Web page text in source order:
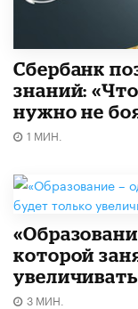
Сбербанк
знаний:
нужно не
1 МИН.
которой
3 МИН.